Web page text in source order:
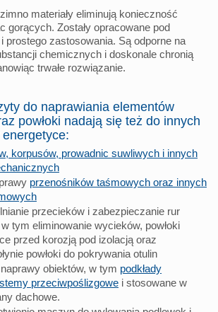
materiały eliminują konieczność
gorących. Zostały opracowane pod
prostego zastosowania. Są odporne na
chemicznych i doskonale chronią
trwałe rozwiązanie.
do naprawiania elementów
powłoki nadają się też do innych
korpusów, prowadnic suwliwych i innych
przenośników taśmowych oraz innych
przecieków i zabezpieczanie rur
tym eliminowanie wycieków, powłoki
przed korozją pod izolacją oraz
powłoki do pokrywania otulin
obiektów, w tym podkłady
przeciwpoślizgowe i stosowane w
dachowe.